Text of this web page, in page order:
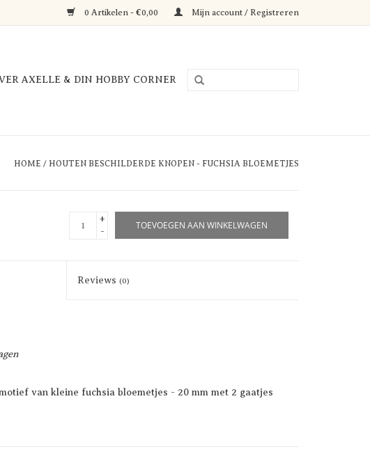
0 Artikelen - €0,00 Mijn account / Registreren
AXELLE & DIN HOBBY CORNER
HOME / HOUTEN BESCHILDERDE KNOPEN - FUCHSIA BLOEMETJES
+
-
TOEVOEGEN AAN WINKELWAGEN
Reviews(0)
van kleine fuchsia bloemetjes - 20 mm met 2 gaatjes